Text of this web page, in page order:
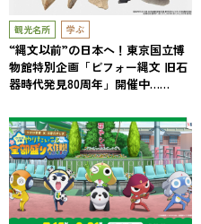
観光名所 学ぶ
“縄文以前”の日本へ！東京国立博
物館特別企画「ビフォー縄文 旧石
器時代発見80周年」開催中……